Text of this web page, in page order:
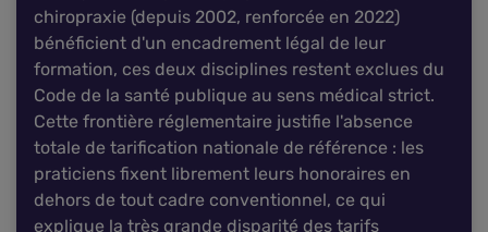
chiropraxie (depuis 2002, renforcée en 2022)
bénéficient d'un encadrement légal de leur
formation, ces deux disciplines restent exclues du
Code de la santé publique au sens médical strict.
Cette frontière réglementaire justifie l'absence
totale de tarification nationale de référence : les
praticiens fixent librement leurs honoraires en
dehors de tout cadre conventionnel, ce qui
explique la très grande disparité des tarifs